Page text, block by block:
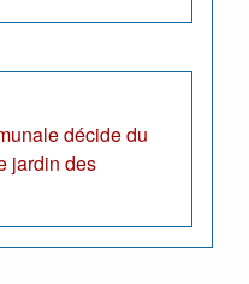
décide du
jardin des